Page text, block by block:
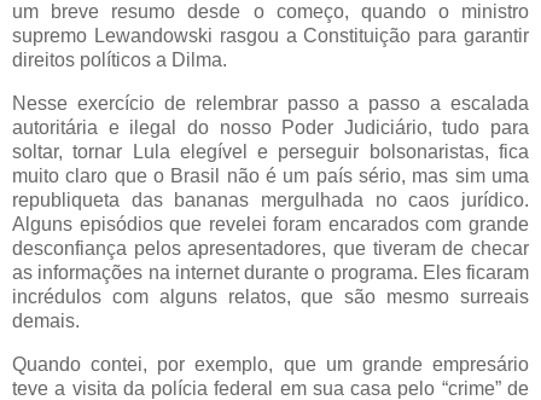
um breve resumo desde o começo, quando o ministro
supremo Lewandowski rasgou a Constituição para garantir
direitos políticos a Dilma.
Nesse exercício de relembrar passo a passo a escalada
autoritária e ilegal do nosso Poder Judiciário, tudo para
soltar, tornar Lula elegível e perseguir bolsonaristas, fica
muito claro que o Brasil não é um país sério, mas sim uma
republiqueta das bananas mergulhada no caos jurídico.
Alguns episódios que revelei foram encarados com grande
desconfiança pelos apresentadores, que tiveram de checar
as informações na internet durante o programa. Eles ficaram
incrédulos com alguns relatos, que são mesmo surreais
demais.
Quando contei, por exemplo, que um grande empresário
teve a visita da polícia federal em sua casa pelo “crime” de